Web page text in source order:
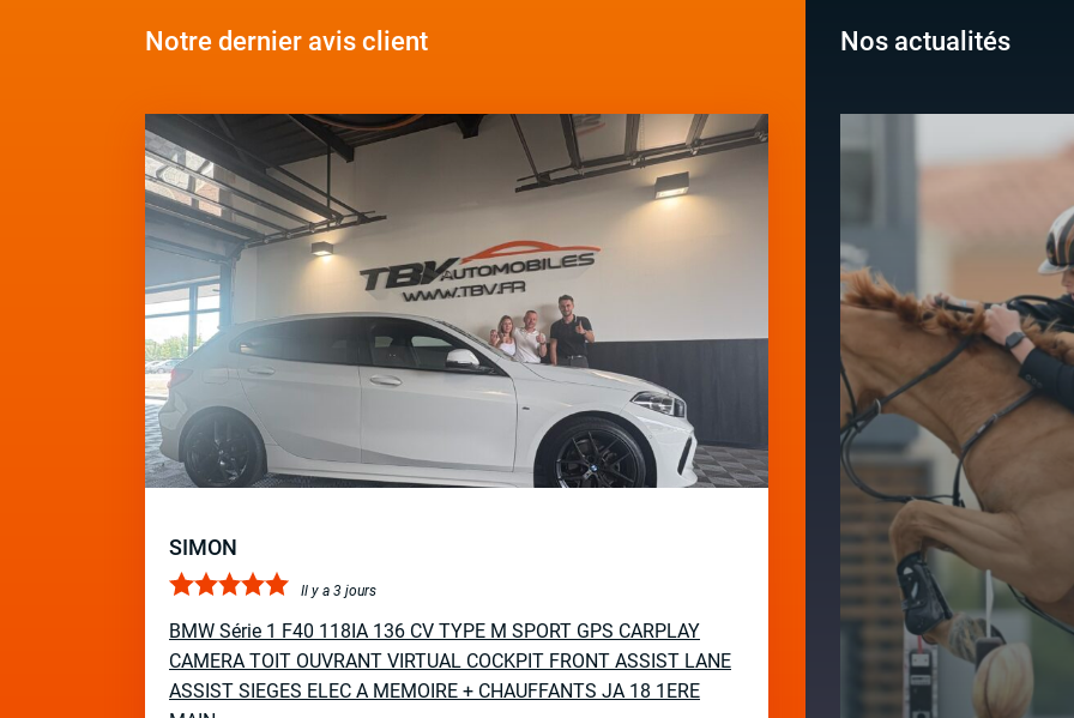
Notre dernier avis client
SIMON
Il y a 3 jours
BMW Série 1 F40 118IA 136 CV TYPE M SPORT GPS CARPLAY
CAMERA TOIT OUVRANT VIRTUAL COCKPIT FRONT ASSIST LANE
ASSIST SIEGES ELEC A MEMOIRE + CHAUFFANTS JA 18 1ERE
Nos actualités